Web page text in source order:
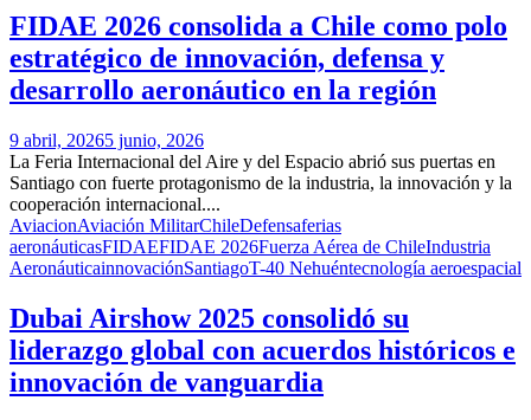
FIDAE 2026 consolida a Chile como polo
estratégico de innovación, defensa y
desarrollo aeronáutico en la región
9 abril, 20265 junio, 2026
La Feria Internacional del Aire y del Espacio abrió sus puertas en
Santiago con fuerte protagonismo de la industria, la innovación y la
cooperación internacional....
AviacionAviación MilitarChileDefensaferias
aeronáuticasFIDAEFIDAE 2026Fuerza Aérea de ChileIndustria
AeronáuticainnovaciónSantiagoT-40 Nehuéntecnología aeroespacial
Dubai Airshow 2025 consolidó su
liderazgo global con acuerdos históricos e
innovación de vanguardia